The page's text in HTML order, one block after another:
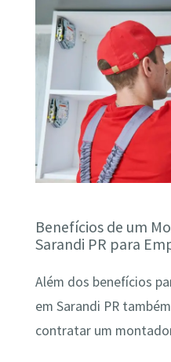
Benefícios de um
Sarandi PR para
Além dos benefícios
em Sarandi PR
contratar um